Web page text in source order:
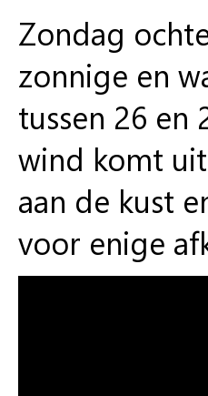
Zondag
zonnige en
tussen 26 en
wind komt
aan de kust
voor enige